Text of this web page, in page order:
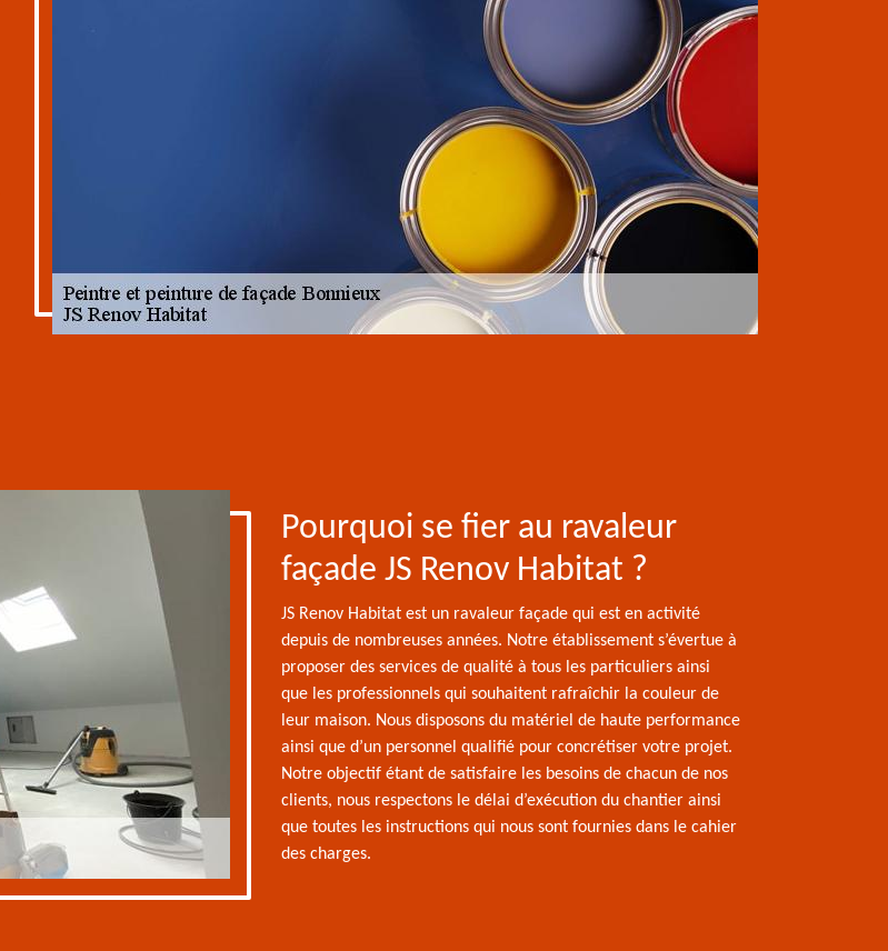
Pourquoi se fier au ravaleur
façade JS Renov Habitat ?
JS Renov Habitat est un ravaleur façade qui est en activité
depuis de nombreuses années. Notre établissement s’évertue à
proposer des services de qualité à tous les particuliers ainsi
que les professionnels qui souhaitent rafraîchir la couleur de
leur maison. Nous disposons du matériel de haute performance
ainsi que d’un personnel qualifié pour concrétiser votre projet.
Notre objectif étant de satisfaire les besoins de chacun de nos
clients, nous respectons le délai d’exécution du chantier ainsi
que toutes les instructions qui nous sont fournies dans le cahier
des charges.